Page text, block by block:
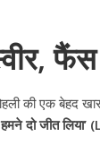
की एक बेहद
हमने दो जीत